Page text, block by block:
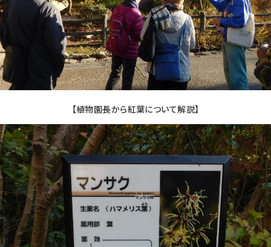
【植物園長から紅葉について解説】